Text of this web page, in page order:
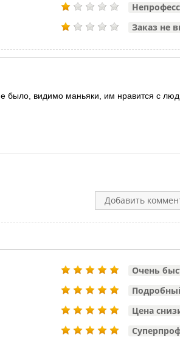
Заказ не
было, видимо маньяки, им нравится с
Добавить
Очень
Цена